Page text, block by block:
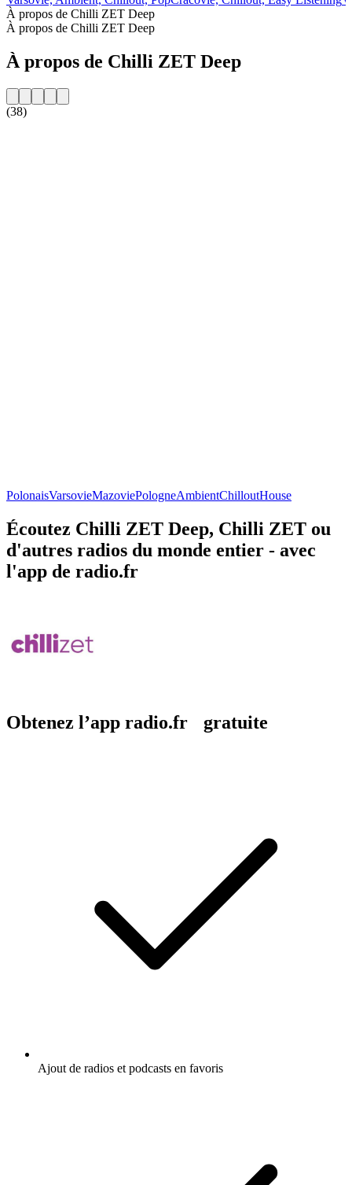
À propos de Chilli ZET Deep
À propos de Chilli ZET Deep
À propos de Chilli ZET Deep
(38)
PolonaisVarsovieMazoviePologneAmbientChilloutHouse
Écoutez Chilli ZET Deep, Chilli ZET ou
d'autres radios du monde entier - avec
l'app de radio.fr
Obtenez l’app radio.fr gratuite
Ajout de radios et podcasts en favoris